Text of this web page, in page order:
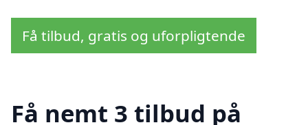
Få tilbud, gratis og uforpligtende
Få nemt 3 tilbud på